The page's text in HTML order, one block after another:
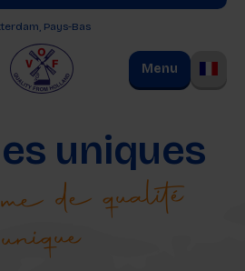
Pays-Bas
Menu
uniques
de qualité
unique